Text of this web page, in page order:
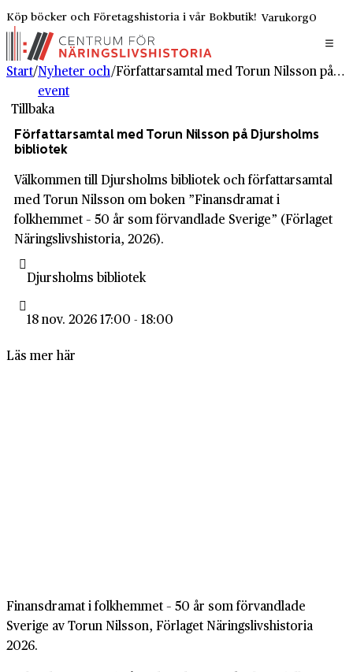
Köp böcker och Företagshistoria i vår Bokbutik! Varukorg0
Start/Nyheter och
event
/ Författarsamtal med Torun Nilsson på Djursholms bibliotek
Tillbaka
Författarsamtal med Torun Nilsson på Djursholms
bibliotek
Välkommen till Djursholms bibliotek och författarsamtal
med Torun Nilsson om boken ”Finansdramat i
folkhemmet – 50 år som förvandlade Sverige” (Förlaget
Näringslivshistoria, 2026).
Djursholms bibliotek
18 nov. 2026 17:00 - 18:00
Läs mer här
Finansdramat i folkhemmet – 50 år som förvandlade
Sverige av Torun Nilsson, Förlaget Näringslivshistoria
2026.